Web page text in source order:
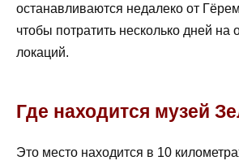
останавливаются недалеко от
чтобы потратить несколько дней на
локаций.
Где находится музей
Это место находится в 10